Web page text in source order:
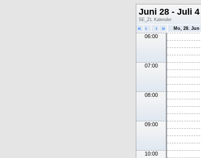
Juni 28 - Juli 4
SE_ZL Kalender
« ‹ › » Mo, 28. Jun
06:00
07:00
08:00
09:00
10:00